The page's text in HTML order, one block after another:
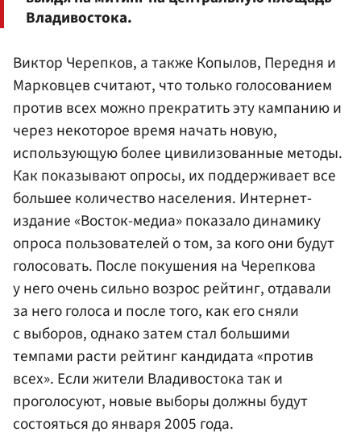
Владивостока.
Виктор Черепков, а также Копылов, Передня и
Марковцев считают, что только голосованием
против всех можно прекратить эту кампанию и
через некоторое время начать новую,
использующую более цивилизованные методы.
Как показывают опросы, их поддерживает все
большее количество населения. Интернет-
издание «Восток-медиа» показало динамику
опроса пользователей о том, за кого они будут
голосовать. После покушения на Черепкова
у него очень сильно возрос рейтинг, отдавали
за него голоса и после того, как его сняли
с выборов, однако затем стал большими
темпами расти рейтинг кандидата «против
всех». Если жители Владивостока так и
проголосуют, новые выборы должны будут
состояться до января 2005 года.